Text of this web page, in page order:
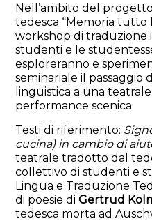
Nell’ambito del
tedesca “Memoria tutto
workshop di traduzione
studenti e le
esploreranno e
seminariale il passaggio
linguistica a una
performance scenica.
Testi di riferimento:
cucina) in cambio di
teatrale tradotto dal
collettivo di studenti e
Lingua e Traduzione
di poesie diGertrud
tedesca morta ad